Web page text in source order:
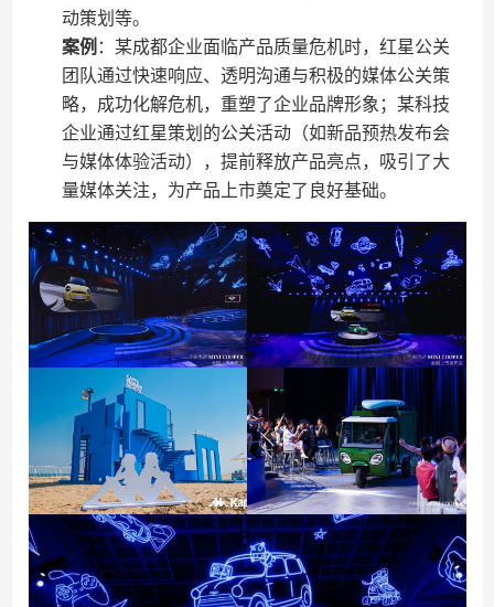
动策划等。
​案例​ ​：某成都企业面临产品质量危机时，红星公关
团队通过快速响应、透明沟通与积极的媒体公关策
略，成功化解危机，重塑了企业品牌形象；某科技
企业通过红星策划的公关活动（如新品预热发布会
与媒体体验活动），提前释放产品亮点，吸引了大
量媒体关注，为产品上市奠定了良好基础。